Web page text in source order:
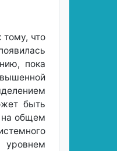
тому, что
пока
быть
на общем
уровнем